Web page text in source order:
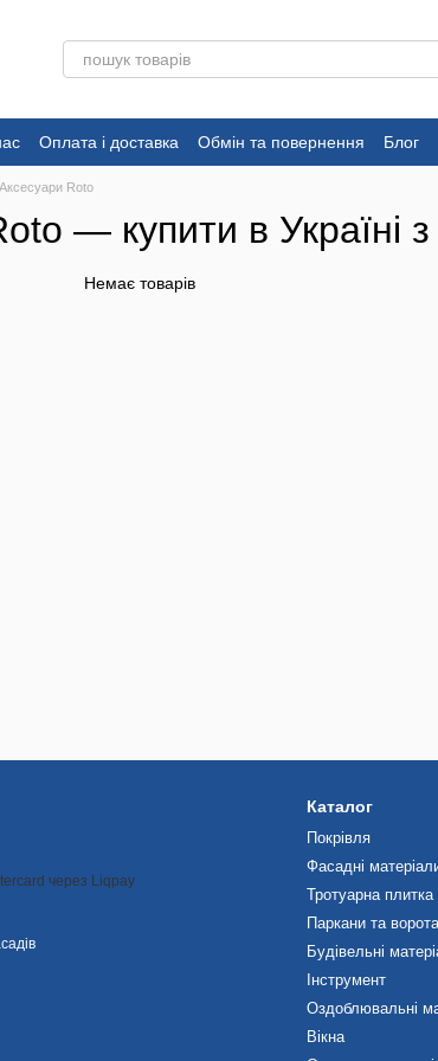
Оплата і доставка Обмін та повернення Блог
Аксесуари Roto
— купити в Україні
Немає товарів
Каталог
Покрівля
Фасадні
Тротуарна плитка
Паркани та ворота
Будівельні
Інструмент
Оздоблювальні
Вікна